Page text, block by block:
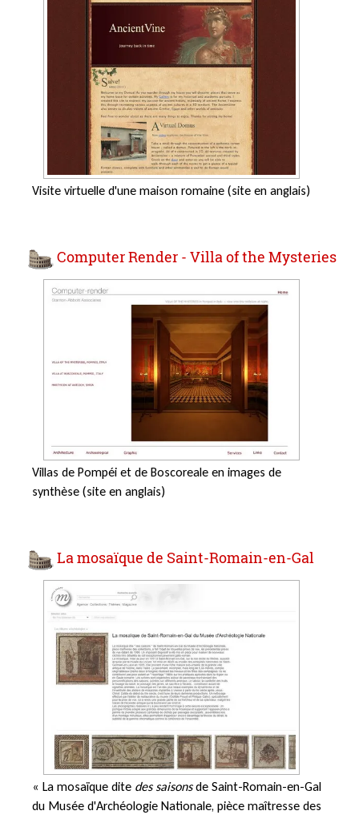
Visite virtuelle d'une maison romaine (site en anglais)
Computer Render - Villa of the Mysteries
Villas de Pompéi et de Boscoreale en images de
synthèse (site en anglais)
La mosaïque de Saint-Romain-en-Gal
« La mosaïque dite des saisonsde Saint-Romain-en-Gal
du Musée d'Archéologie Nationale, pièce maîtresse des